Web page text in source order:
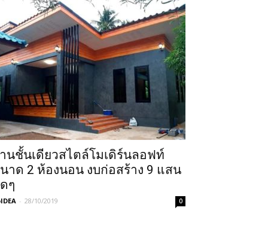
นชั้นเดียวสไตล์โมเดิร์นลอฟท์
าด 2 ห้องนอน งบก่อสร้าง 9 แสน
ๆ
- 28/10/2019 0